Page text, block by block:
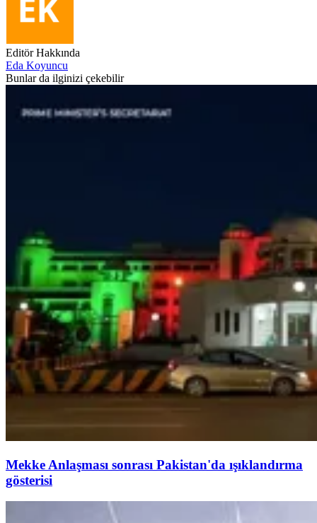
Editör Hakkında
Eda Koyuncu
Bunlar da ilginizi çekebilir
Mekke Anlaşması sonrası Pakistan'da ışıklandırma
gösterisi